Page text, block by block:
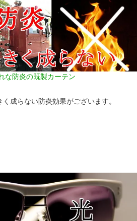
な防炎の既製カーテン
成らない防炎効果がございます。